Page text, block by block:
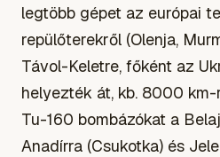
legtöbb gépet az európai
repülőterekről (Olenja,
Távol-Keletre, főként az
helyezték át, kb. 8000 km-
Tu-160 bombázókat a
Anadírra (Csukotka) és